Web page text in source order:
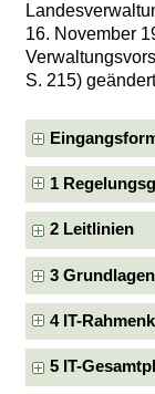
16. November
S. 215)
1
2 Leitlinien
3
4 IT-
5 IT-